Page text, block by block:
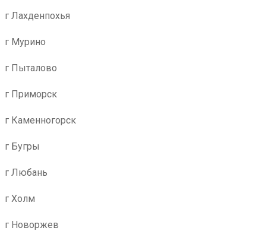
г Лахденпохья
г Мурино
г Пыталово
г Приморск
г Каменногорск
г Бугры
г Любань
г Холм
г Новоржев